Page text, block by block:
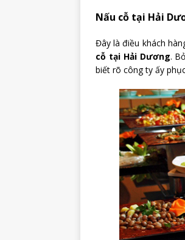
Nấu cỗ tại Hải
Đây là điều khách
cỗ tại Hải Dương.
biết rõ công ty ấy